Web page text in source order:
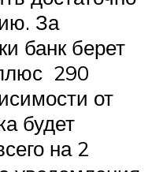
За
банк берет
290
от
будет
на 2